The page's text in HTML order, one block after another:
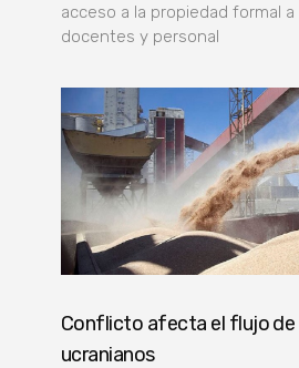
acceso a la propiedad formal
docentes y personal
Conflicto afecta el flujo de
ucranianos